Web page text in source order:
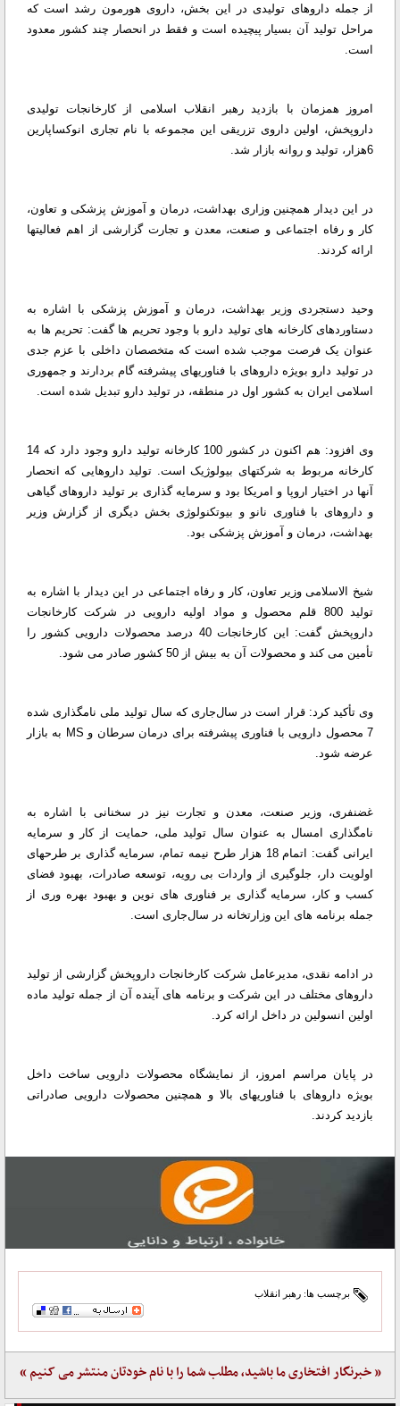
از جمله داروهای تولیدی در این بخش، داروی هورمون رشد است که
مراحل تولید آن بسیار پیچیده است و فقط در انحصار چند کشور معدود
است.
امروز همزمان با بازدید رهبر انقلاب اسلامی از کارخانجات تولیدی
داروپخش، اولین داروی تزریقی این مجموعه با نام تجاری انوکساپارین
6هزار، تولید و روانه بازار شد.
در این دیدار همچنین وزاری بهداشت، درمان و آموزش پزشکی و تعاون،
کار و رفاه اجتماعی و صنعت، معدن و تجارت گزارشی از اهم فعالیتها
ارائه کردند.
وحید دستجردی وزیر بهداشت، درمان و آموزش پزشکی با اشاره به
دستاوردهای کارخانه های تولید دارو با وجود تحریم ها گفت: تحریم ها به
عنوان یک فرصت موجب شده است که متخصصان داخلی با عزم جدی
در تولید دارو بویژه داروهای با فناوریهای پیشرفته گام بردارند و جمهوری
اسلامی ایران به کشور اول در منطقه، در تولید دارو تبدیل شده است.
وی افزود: هم اکنون در کشور 100 کارخانه تولید دارو وجود دارد که 14
کارخانه مربوط به شرکتهای بیولوژیک است. تولید داروهایی که انحصار
آنها در اختیار اروپا و امریکا بود و سرمایه گذاری بر تولید داروهای گیاهی
و داروهای با فناوری نانو و بیوتکنولوژی بخش دیگری از گزارش وزیر
بهداشت، درمان و آموزش پزشکی بود.
شیخ الاسلامی وزیر تعاون، کار و رفاه اجتماعی در این دیدار با اشاره به
تولید 800 قلم محصول و مواد اولیه دارویی در شرکت کارخانجات
داروپخش گفت: این کارخانجات 40 درصد محصولات دارویی کشور را
تأمین می کند و محصولات آن به بیش از 50 کشور صادر می شود.
وی تأکید کرد: قرار است در سال‌جاری که سال تولید ملی نامگذاری شده
7 محصول دارویی با فناوری پیشرفته برای درمان سرطان و MS به بازار
عرضه شود.
غضنفری، وزیر صنعت، معدن و تجارت نیز در سخنانی با اشاره به
نامگذاری امسال به عنوان سال تولید ملی، حمایت از کار و سرمایه
ایرانی گفت: اتمام 18 هزار طرح نیمه تمام، سرمایه گذاری بر طرحهای
اولویت دار، جلوگیری از واردات بی رویه، توسعه صادرات، بهبود فضای
کسب و کار، سرمایه گذاری بر فناوری های نوین و بهبود بهره وری از
جمله برنامه های این وزارتخانه در سال‌جاری است.
در ادامه نقدی، مدیرعامل شرکت کارخانجات داروپخش گزارشی از تولید
داروهای مختلف در این شرکت و برنامه های آینده آن از جمله تولید ماده
اولین انسولین در داخل ارائه کرد.
در پایان مراسم امروز، از نمایشگاه محصولات دارویی ساخت داخل
بویژه داروهای با فناوریهای بالا و همچنین محصولات دارویی صادراتی
بازدید کردند.
برچسب ها: رهبر انقلاب
« خبرنگار افتخاری ما باشید، مطلب شما را با نام خودتان منتشر می کنیم »